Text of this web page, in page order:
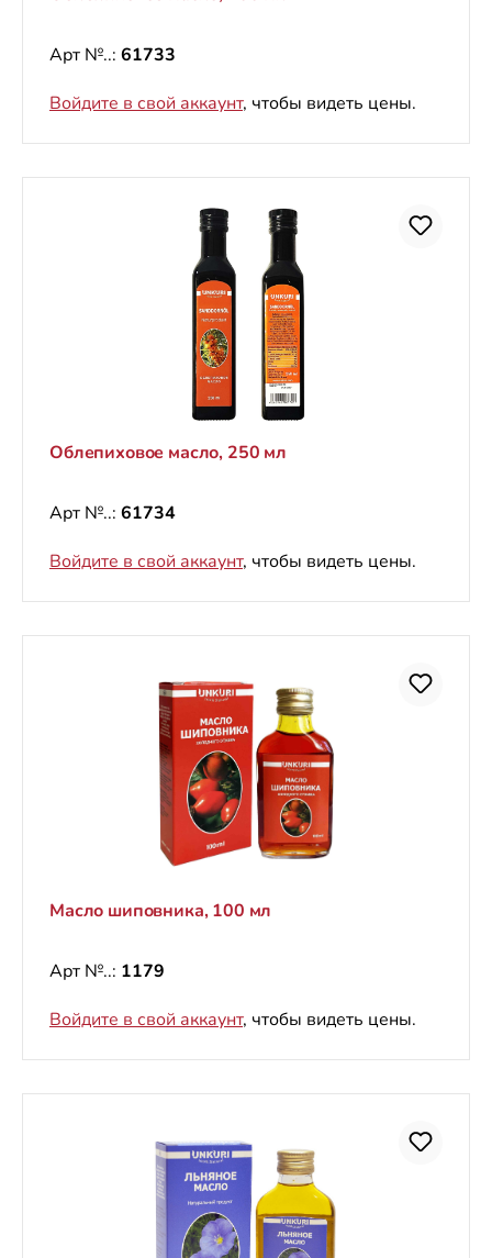
Арт №..: 61733
Войдите в свой аккаунт, чтобы видеть цены.
Oблепиховое масло, 250 мл
Арт №..: 61734
Войдите в свой аккаунт, чтобы видеть цены.
Масло шиповника, 100 мл
Арт №..: 1179
Войдите в свой аккаунт, чтобы видеть цены.